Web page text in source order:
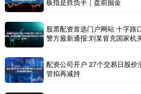
板指是胜负手｜盘前掘金
股票配资首选门户网站 十字路
警方最新通报:刘某冒充国家机
配资公司开户 27个交易日股价
管拟再减持